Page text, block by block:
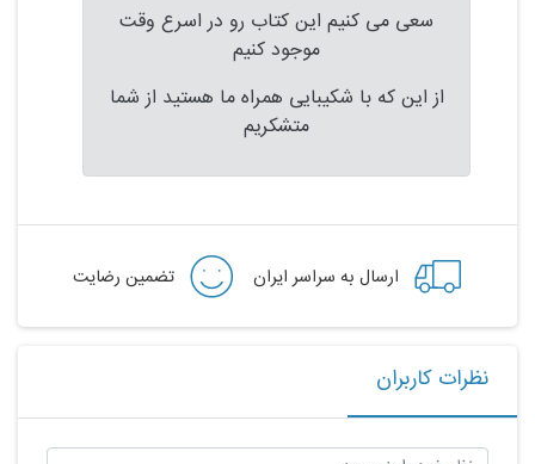
سعی می کنیم این کتاب رو در اسرع وقت
موجود کنیم
از این که با شکیبایی همراه ما هستید از شما
متشکریم
ارسال به سراسر ایران تضمین رضایت
نظرات کاربران